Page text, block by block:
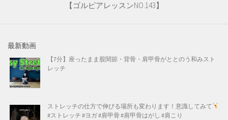
【ゴルピアレッスンNO.143】
最新動画
【7分】座ったまま股関節・背骨・肩甲骨がととのう和みスト
レッチ
ストレッチの仕方で伸びる場所も変わります！意識してみて
#ストレッチ #ヨガ #肩甲骨 #肩甲骨はがし #肩こり